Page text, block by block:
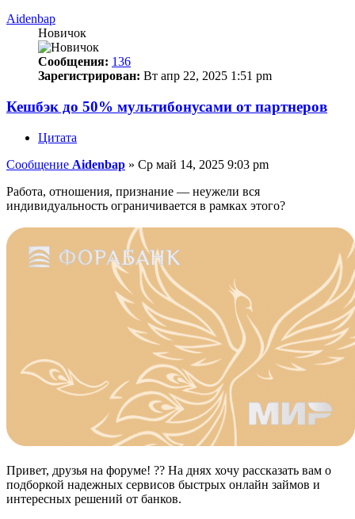
Aidenbap
Новичок
Сообщения: 136
Зарегистрирован: Вт апр 22, 2025 1:51 pm
Кешбэк до 50% мультибонусами от партнеров
Цитата
Сообщение Aidenbap » Ср май 14, 2025 9:03 pm
Работа, отношения, признание — неужели вся
индивидуальность ограничивается в рамках этого?
Привет, друзья на форуме! ?? На днях хочу рассказать вам о
подборкой надежных сервисов быстрых онлайн займов и
интересных решений от банков.